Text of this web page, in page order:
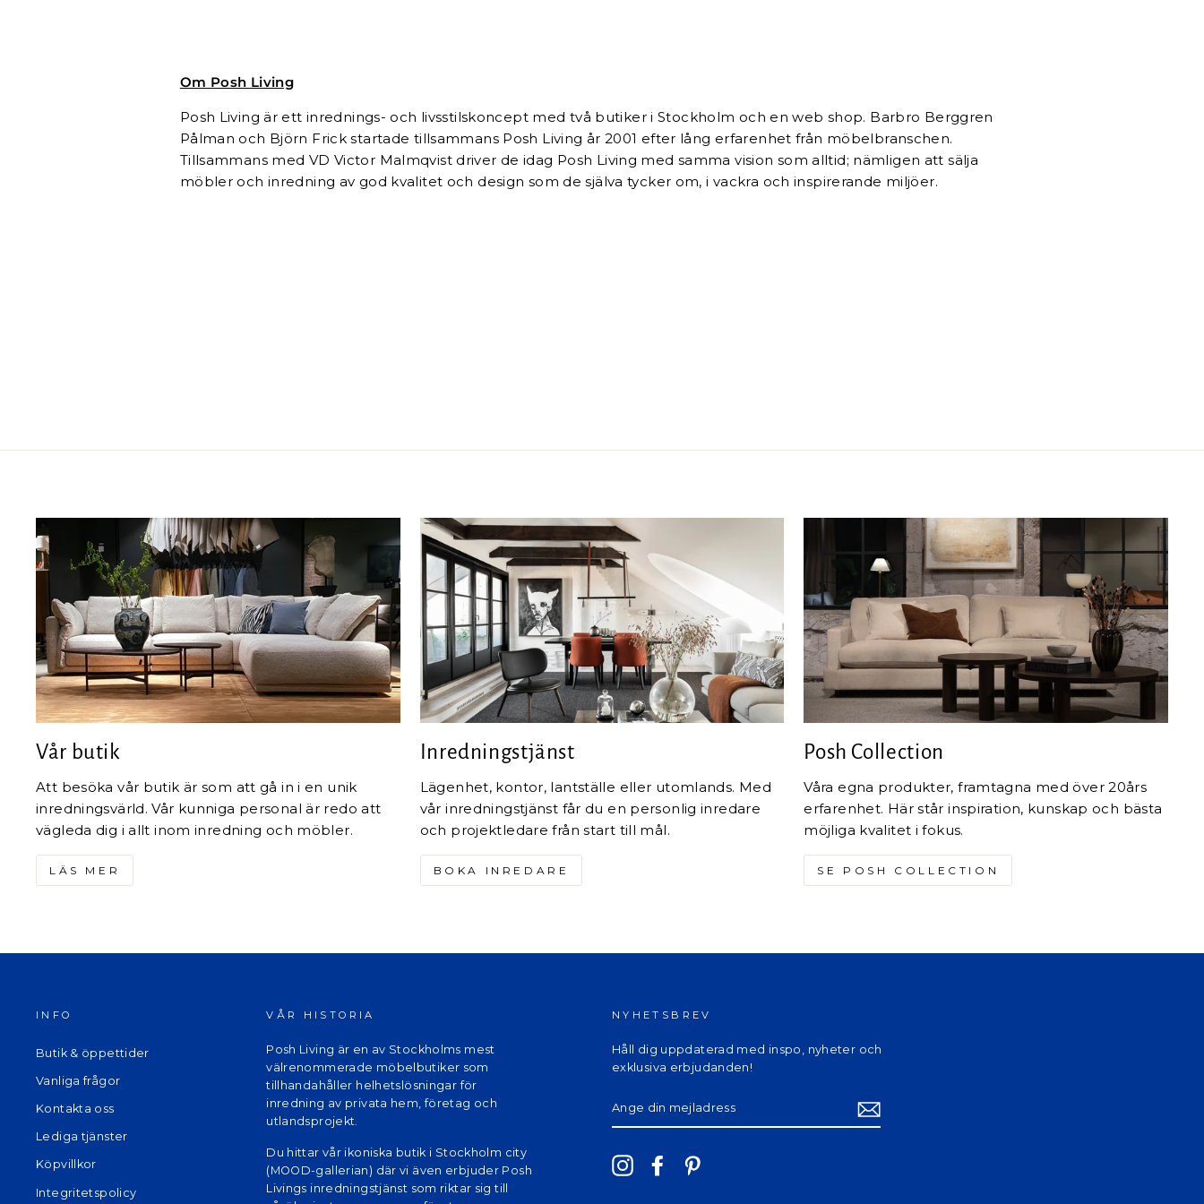
Om Posh Living
Posh Living är ett inrednings- och livsstilskoncept med två butiker i Stockholm och en web shop. Barbro Berggren
Pålman och Björn Frick startade tillsammans Posh Living år 2001 efter lång erfarenhet från möbelbranschen.
Tillsammans med VD Victor Malmqvist driver de idag Posh Living med samma vision som alltid; nämligen att sälja
möbler och inredning av god kvalitet och design som de själva tycker om, i vackra och inspirerande miljöer.
Vår butik
Att besöka vår butik är som att gå in i en unik
inredningsvärld. Vår kunniga personal är redo att
vägleda dig i allt inom inredning och möbler.
LÄS MER
Inredningstjänst
Lägenhet, kontor, lantställe eller utomlands. Med
vår inredningstjänst får du en personlig inredare
och projektledare från start till mål.
BOKA INREDARE
Posh Collection
Våra egna produkter, framtagna med över 20års
erfarenhet. Här står inspiration, kunskap och bästa
möjliga kvalitet i fokus.
SE POSH COLLECTION
INFO
Butik & öppettider
Vanliga frågor
Kontakta oss
Lediga tjänster
Köpvillkor
Integritetspolicy
VÅR HISTORIA
Posh Living är en av Stockholms mest
välrenommerade möbelbutiker som
tillhandahåller helhetslösningar för
inredning av privata hem, företag och
utlandsprojekt.
Du hittar vår ikoniska butik i Stockholm city
(MOOD-gallerian) där vi även erbjuder Posh
Livings inredningstjänst som riktar sig till
NYHETSBREV
Håll dig uppdaterad med inspo, nyheter och
exklusiva erbjudanden!
DIN
InstagramFacebook